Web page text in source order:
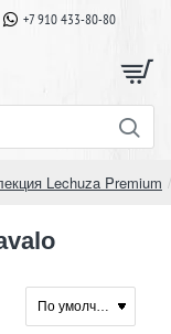
+7 910 433-80-80
Lechuza Premium